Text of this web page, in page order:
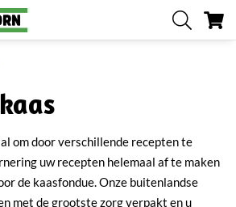
om door verschillende recepten te
uw recepten helemaal af te maken
de kaasfondue. Onze buitenlandse
met de grootste zorg verpakt en u